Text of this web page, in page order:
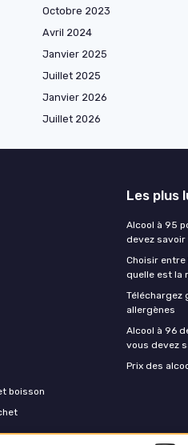
Octobre 2023
Avril 2024
Janvier 2025
Juillet 2025
Janvier 2026
Juillet 2026
boisson
Les plus
Alcool à 95
devez savoir
Choisir entre
quelle est la
Téléchargez
allergènes
Alcool à 96
vous devez
Prix des